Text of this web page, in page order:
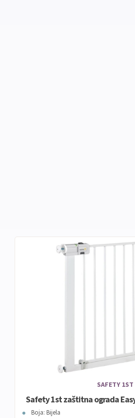
SAFETY 1ST
Safety 1st zaštitna ograda
Boja: Bijela